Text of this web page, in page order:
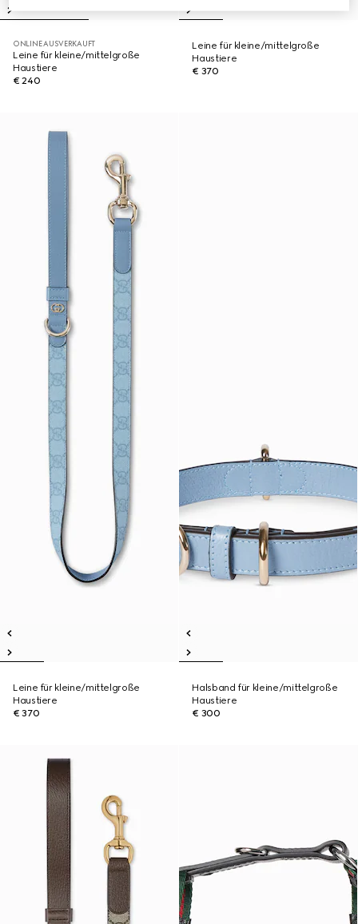
ONLINE AUSVERKAUFT
Leine für kleine/mittelgroße
Haustiere
€ 240
Leine für kleine/mittelgroße
Haustiere
€ 370
Leine für kleine/mittelgroße
Haustiere
€ 370
Halsband für kleine/mittelgroße
Haustiere
€ 300